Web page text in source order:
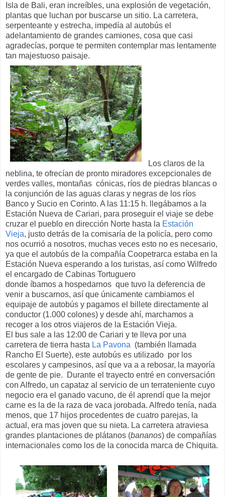
Isla de Bali, eran increíbles, una explosión de vegetación,
plantas que luchan por buscarse un sitio. La carretera,
serpenteante y estrecha, impedía al autobús el
adelantamiento de grandes camiones, cosa que casi
agradecías, porque te permiten contemplar mas lentamente
tan majestuoso paisaje.
Los claros de la
neblina, te ofrecían de pronto miradores excepcionales de
verdes valles, montañas cónicas, ríos de piedras blancas o
la conjunción de las aguas claras y negras de los ríos
Banco y Sucio en Corinto. A las 11:15 h. llegábamos a la
Estación Nueva de Cariari, para proseguir el viaje se debe
cruzar el pueblo en dirección Norte hasta la Estación
Vieja, justo detrás de la comisaría de la policía, pero como
nos ocurrió a nosotros, muchas veces esto no es necesario,
ya que el autobús de la compañía Coopetrarca estaba en la
Estación Nueva esperando a los turistas, así como Wilfredo
el encargado de Cabinas Tortuguero
donde íbamos a hospedarnos que tuvo la deferencia de
venir a buscarnos, así que únicamente cambiamos el
equipaje de autobús y pagamos el billete directamente al
conductor (1.000 colones) y desde ahí, marchamos a
recoger a los otros viajeros de la Estación Vieja.
El bus sale a las 12:00 de Cariari y te lleva por una
carretera de tierra hasta La Pavona (también llamada
Rancho El Suerte), este autobús es utilizado por los
escolares y campesinos, así que va a a rebosar, la mayoría
de gente de pie. Durante el trayecto entré en conversación
con Alfredo, un capataz al servicio de un terrateniente cuyo
negocio era el ganado vacuno, de él aprendí que la mejor
carne es la de la raza de vaca jorobada. Alfredo tenía, nada
menos, que 17 hijos procedentes de cuatro parejas, la
actual, era mas joven que su nieta. La carretera atraviesa
grandes plantaciones de plátanos (bananos) de compañías
internacionales como los de la conocida marca de Chiquita.